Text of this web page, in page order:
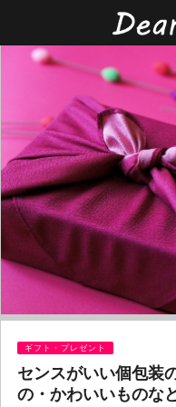
ギフト・プレゼント
センスがいい個包装
の・かわいいものな